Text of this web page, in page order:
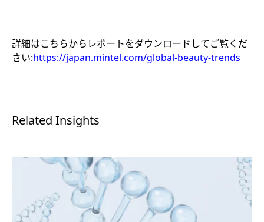
詳細はこちらからレポートをダウンロードしてご覧くだ
さい:https://japan.mintel.com/global-beauty-trends
Related Insights